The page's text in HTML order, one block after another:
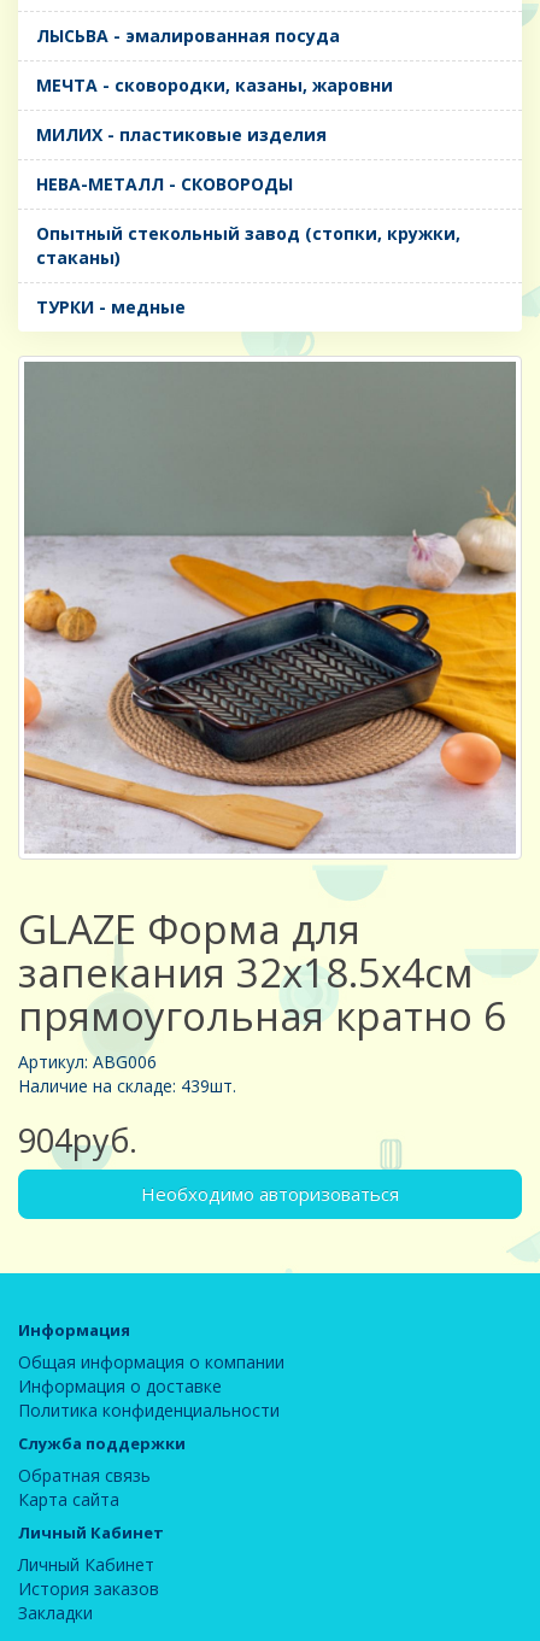
ЛЫСЬВА - эмалированная посуда
МЕЧТА - сковородки, казаны, жаровни
МИЛИХ - пластиковые изделия
НЕВА-МЕТАЛЛ - СКОВОРОДЫ
Опытный стекольный завод (стопки, кружки,
стаканы)
ТУРКИ - медные
GLAZE Форма для
запекания 32x18.5x4см
прямоугольная кратно 6
Артикул: ABG006
Наличие на складе: 439шт.
904руб.
Необходимо авторизоваться
Информация
Общая информация о компании
Информация о доставке
Политика конфиденциальности
Служба поддержки
Обратная связь
Карта сайта
Личный Кабинет
Личный Кабинет
История заказов
Закладки